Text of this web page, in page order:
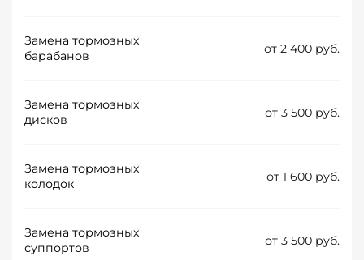
Замена тормозных
барабанов
от 2 400 руб.
Замена тормозных
дисков
от 3 500 руб.
Замена тормозных
колодок
от 1 600 руб.
Замена тормозных
суппортов
от 3 500 руб.